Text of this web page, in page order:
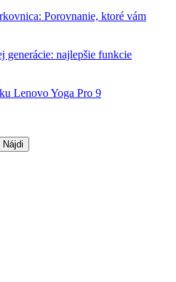
Porovnanie, ktoré vám
generácie: najlepšie funkcie
Lenovo Yoga Pro 9